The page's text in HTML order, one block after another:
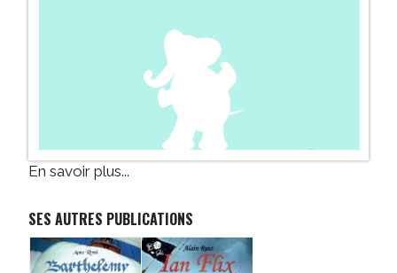
En savoir plus...
SES AUTRES PUBLICATIONS